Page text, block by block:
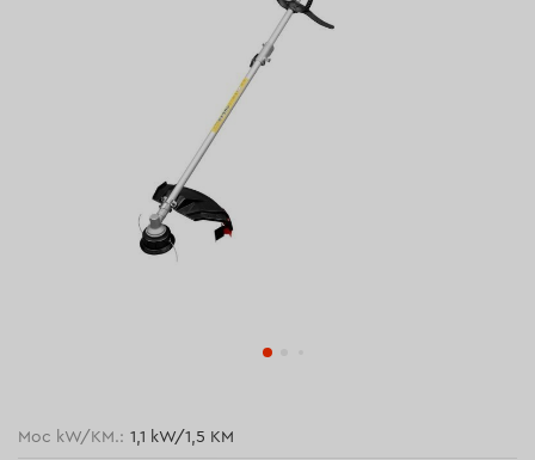
Moc kW/KM.: 1,1 kW/1,5 KM